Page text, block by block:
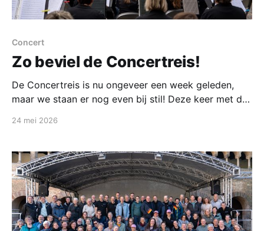
Concert
Zo beviel de Concertreis!
De Concertreis is nu ongeveer een week geleden,
maar we staan er nog even bij stil! Deze keer met de
zijn. Dit geldt voor Remco, Sebastiaan, Jan-
24 mei 2026